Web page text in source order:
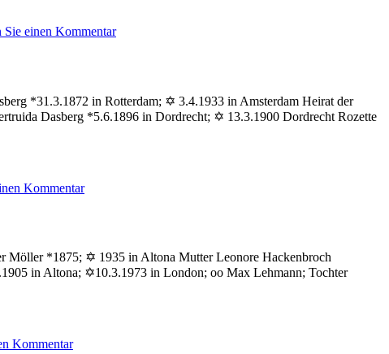
Sie einen Kommentarzu
*31.3.1872 in Rotterdam; ✡ 3.4.1933 in Amsterdam Heirat der
Dasberg *5.6.1896 in Dordrecht; ✡ 13.3.1900 Dordrecht Rozette
Kommentarzu
Möller *1875; ✡ 1935 in Altona Mutter Leonore Hackenbroch
in Altona; ✡10.3.1973 in London; oo Max Lehmann; Tochter
Kommentarzu